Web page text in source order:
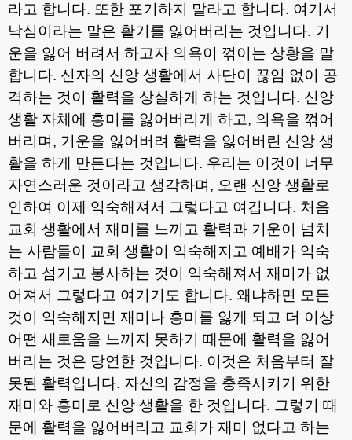
라고 합니다. 또한 포기하지 말라고 합니다. 여기서
낙심이라는 말은 활기를 잃어버리는 것입니다. 기
운을 잃어 버려서 하고자 의욕이 꺾이는 상황을 말
합니다. 신자의 신앙 생활에서 사단이 끊임 없이 공
격하는 것이 활력을 상실하게 하는 것입니다. 신앙
생활 자체에 흥미를 잃어버리게 하고, 의욕을 꺾어
버리며 , 기운을 잃어버려 활력을 잃어버린 신앙 생
활을 하게 만든다는 것입니다. 우리는 이것이 너무
자연스러운 것이라고 생각하며 , 오랜 신앙 생활로
인하여 이제 익숙해져서 그렇다고 여깁니다. 처음
교회 생활에서 재미를 느끼고 활력과 기운이 넘치
는 사람들이 교회 생활이 익숙해지고 예배가 익숙
하고 섬기고 봉사하는 것이 익숙해져서 재미가 없
어져서 그렇다고 여기기도 합니다. 왜냐하면 모든
것이 익숙해지면 재미나 흥미를 잃게 되고 더 이상
어떤 새로움을 느끼지 못하기 때문에 활력을 잃어
버리는 것은 당연한 것입니다. 이것은 처음부터 잘
못된 활력입니다. 자신의 감정을 충족시키기 위한
재미와 흥미로 신앙 생활을 한 것입니다. 그렇기 때
문에 활력을 잃어버리고 교회가 재미 없다고 하는